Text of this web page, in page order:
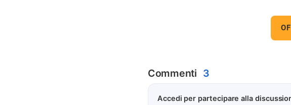
Commenti 3
Accedi per partecipare alla